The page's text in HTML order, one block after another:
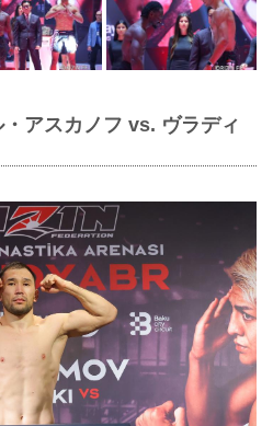
アスカノフ vs. ヴラディ